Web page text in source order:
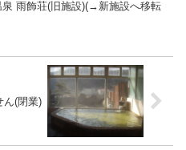
泉 雨飾荘(旧施設)(→新施設へ移転
ん(閉業)